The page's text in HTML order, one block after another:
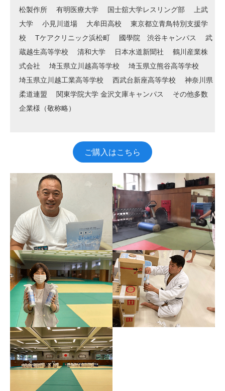
松製作所
有明医療大学 国士舘大学レスリング部
上武
大学
小見川道場 大牟田高校
東京都立青鳥特別支援学
校
Tケアクリニック浜松町 國學院 渋谷キャンパス
武
蔵越生高等学校
清和大学 日本水道新聞社
鶴川産業株
式会社
埼玉県立川越高等学校
埼玉県立熊谷高等学校
埼玉県立川越工業高等学校
西武台新座高等学校
神奈川県
柔道連盟
関東学院大学 金沢文庫キャンパス
その他多数
企業様（敬称略）
ご購入はこちら